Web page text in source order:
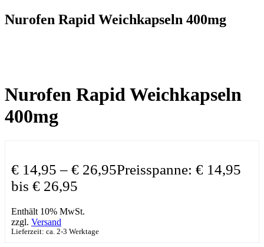
Nurofen Rapid Weichkapseln 400mg
Nurofen Rapid Weichkapseln
400mg
€ 14,95 – € 26,95Preisspanne: € 14,95
bis € 26,95
Enthält 10% MwSt.
zzgl. Versand
Lieferzeit: ca. 2-3 Werktage